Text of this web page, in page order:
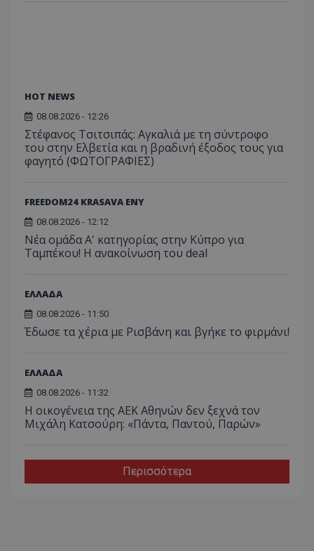
HOT NEWS
08.08.2026 - 12:26
Στέφανος Τσιτσιπάς: Αγκαλιά με τη σύντροφο
του στην Ελβετία και η βραδινή έξοδος τους για
φαγητό (ΦΩΤΟΓΡΑΦΙΕΣ)
FREEDOM24 KRASAVA ΕΝΥ
08.08.2026 - 12:12
Νέα ομάδα Α' κατηγορίας στην Κύπρο για
Ταμπέκου! Η ανακοίνωση του deal
ΕΛΛΑΔΑ
08.08.2026 - 11:50
Έδωσε τα χέρια με Ρισβάνη και βγήκε το φιρμάνι!
ΕΛΛΑΔΑ
08.08.2026 - 11:32
Η οικογένεια της ΑΕΚ Αθηνών δεν ξεχνά τον
Μιχάλη Κατσούρη: «Πάντα, Παντού, Παρών»
Περισσότερα